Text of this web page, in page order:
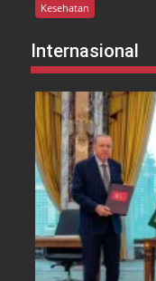
Kesehatan
Internasional